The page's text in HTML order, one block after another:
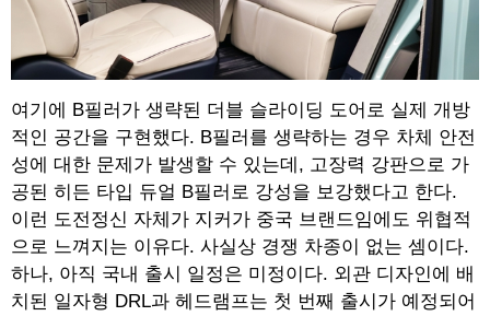
여기에 B필러가 생략된 더블 슬라이딩 도어로 실제 개방
적인 공간을 구현했다. B필러를 생략하는 경우 차체 안전
성에 대한 문제가 발생할 수 있는데, 고장력 강판으로 가
공된 히든 타입 듀얼 B필러로 강성을 보강했다고 한다.
이런 도전정신 자체가 지커가 중국 브랜드임에도 위협적
으로 느껴지는 이유다. 사실상 경쟁 차종이 없는 셈이다.
하나, 아직 국내 출시 일정은 미정이다. 외관 디자인에 배
치된 일자형 DRL과 헤드램프는 첫 번째 출시가 예정되어